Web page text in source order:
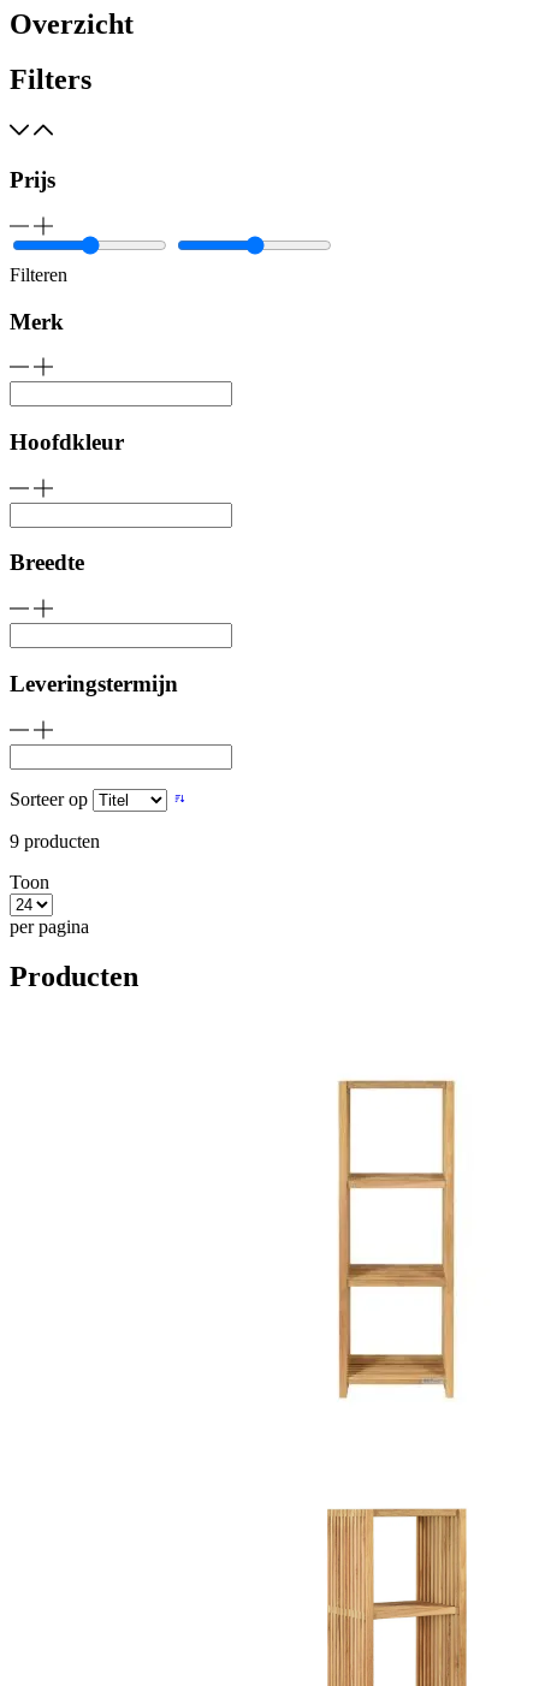
Overzicht
Filters
Prijs
Filteren
Merk
Hoofdkleur
Breedte
Leveringstermijn
Sorteer op
9 producten
Toon
per pagina
Producten